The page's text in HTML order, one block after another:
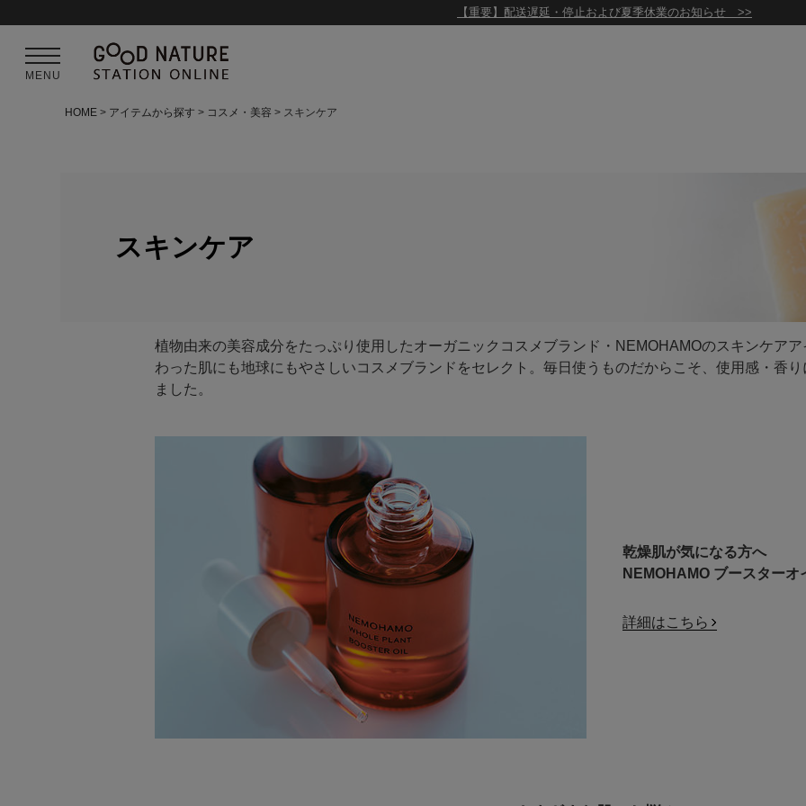
【重要】配送遅延・停止および夏季休業のお知らせ >>
MENU
HOME アイテムから探す コスメ・美容 スキンケア
スキンケア
植物由来の美容成分をたっぷり使用したオーガニックコスメブランド・NEMOHAMOのスキンケア
わった肌にも地球にもやさしいコスメブランドをセレクト。毎日使うものだからこそ、使用感・香
ました。
乾燥肌が気になる方へ
NEMOHAMO ブースターオ
詳細はこちら